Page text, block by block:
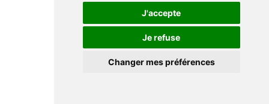
J'accepte
Je refuse
Changer mes préférences